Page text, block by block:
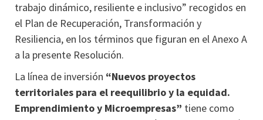
trabajo dinámico, resiliente e inclusivo” recogidos en
el Plan de Recuperación, Transformación y
Resiliencia, en los términos que figuran en el Anexo A
a la presente Resolución.
La línea de inversión “Nuevos proyectos
territoriales para el reequilibrio y la equidad.
Emprendimiento y Microempresas” tiene como